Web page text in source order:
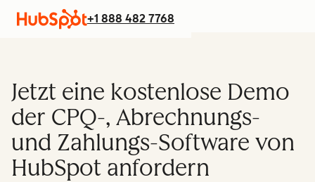
+1 888 482 7768
Jetzt eine kostenlose Demo
der CPQ-, Abrechnungs-
und Zahlungs-Software von
HubSpot anfordern